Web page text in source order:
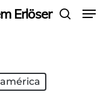
Erlöser Menu